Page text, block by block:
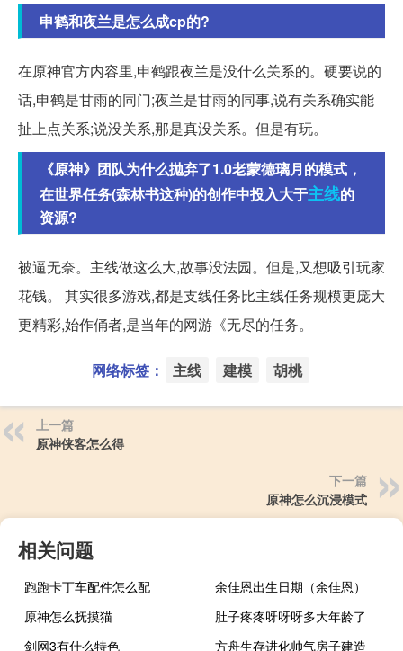
申鹤和夜兰是怎么成cp的?
在原神官方内容里,申鹤跟夜兰是没什么关系的。硬要说的
话,申鹤是甘雨的同门;夜兰是甘雨的同事,说有关系确实能
扯上点关系;说没关系,那是真没关系。但是有玩。
《原神》团队为什么抛弃了1.0老蒙德璃月的模式，
在世界任务(森林书这种)的创作中投入大于主线的
资源?
被逼无奈。主线做这么大,故事没法园。但是,又想吸引玩家
花钱。 其实很多游戏,都是支线任务比主线任务规模更庞大
更精彩,始作俑者,是当年的网游《无尽的任务。
网络标签： 主线 建模 胡桃
上一篇
原神侠客怎么得
下一篇
原神怎么沉浸模式
相关问题
跑跑卡丁车配件怎么配
余佳恩出生日期（余佳恩）
原神怎么抚摸猫
肚子疼疼呀呀呀多大年龄了
剑网3有什么特色
方舟生存进化帅气房子建造